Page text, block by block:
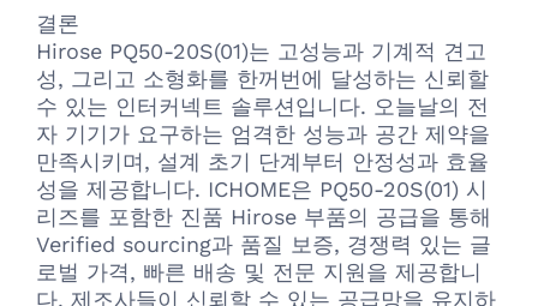
결론
Hirose PQ50-20S(01)는 고성능과 기계적 견고
성, 그리고 소형화를 한꺼번에 달성하는 신뢰할
수 있는 인터커넥트 솔루션입니다. 오늘날의 전
자 기기가 요구하는 엄격한 성능과 공간 제약을
만족시키며, 설계 초기 단계부터 안정성과 효율
성을 제공합니다. ICHOME은 PQ50-20S(01) 시
리즈를 포함한 진품 Hirose 부품의 공급을 통해
Verified sourcing과 품질 보증, 경쟁력 있는 글
로벌 가격, 빠른 배송 및 전문 지원을 제공합니
다. 제조사들이 신뢰할 수 있는 공급망을 유지하